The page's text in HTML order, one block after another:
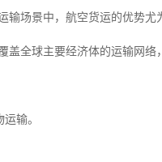
场景中，航空货运的优势尤
全球主要经济体的运输网络
输。